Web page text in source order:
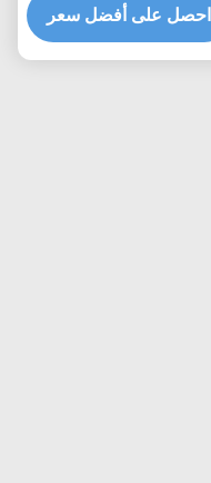
المخصصة
احصل على أفضل سعر